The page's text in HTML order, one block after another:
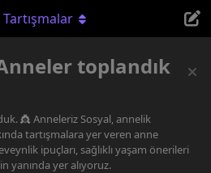
toplandık
👸 Anneleriz Sosyal, annelik
tartışmalara yer veren anne
ipuçları, sağlıklı yaşam önerileri
yanında yer alıyoruz.